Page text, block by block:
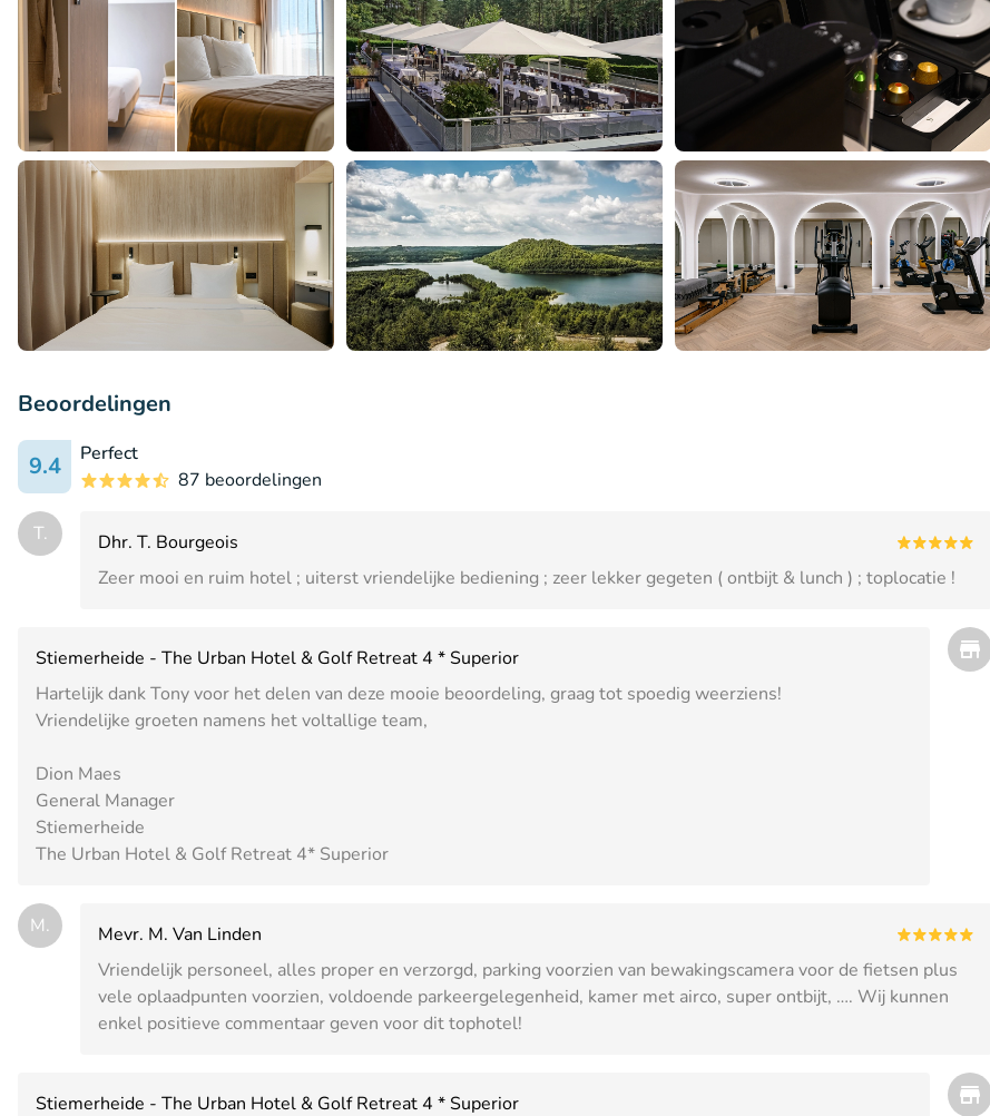
Beoordelingen
9.4
Perfect
87 beoordelingen
T.
Dhr. T. Bourgeois
Zeer mooi en ruim hotel ; uiterst vriendelijke bediening ; zeer lekker gegeten ( ontbijt & lunch ) ; toplocatie !
Stiemerheide - The Urban Hotel & Golf Retreat 4 * Superior
Hartelijk dank Tony voor het delen van deze mooie beoordeling, graag tot spoedig weerziens!
Vriendelijke groeten namens het voltallige team,
Dion Maes
General Manager
Stiemerheide
The Urban Hotel & Golf Retreat 4* Superior
M.
Mevr. M. Van Linden
Vriendelijk personeel, alles proper en verzorgd, parking voorzien van bewakingscamera voor de fietsen plus
vele oplaadpunten voorzien, voldoende parkeergelegenheid, kamer met airco, super ontbijt, …. Wij kunnen
enkel positieve commentaar geven voor dit tophotel!
Stiemerheide - The Urban Hotel & Golf Retreat 4 * Superior